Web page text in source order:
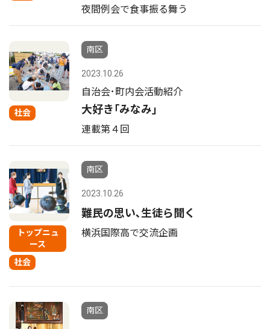
夜間例会で食事振る舞う
社会
南区
2023.10.26
自治会･町内会活動紹介
大好き｢みなみ｣
連載第４回
トップニュ
ース
社会
南区
2023.10.26
難民の思い､生徒ら聞く
横浜国際高で交流企画
南区